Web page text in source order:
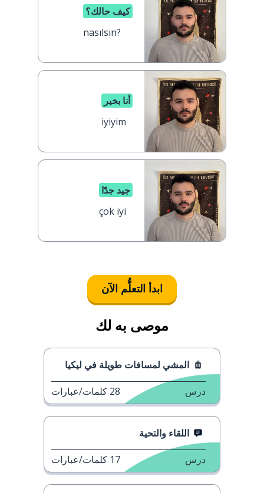
كيف حالك؟
nasılsın?
أنا بخير
iyiyim
جيد جدًا
çok iyi
ابدأ التعلُّم الآن
موصى به لك
المشي لمسافات طويلة في ليكيا
درس 28 كلمات/عبارات
اللقاء والتحية
درس 17 كلمات/عبارات